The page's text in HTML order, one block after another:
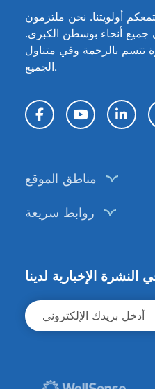
ومجتمعكم أولويتنا. نحن ملتزمون
جميع أنحاء بوسطن الكبرى.
تتسم بالرحمة وفي متناول
الجميع.
فيسبوكيوتيوب إن
مناطق الموقع
روابط سريعة
النشرة الإخبارية لدينا